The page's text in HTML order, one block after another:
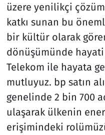
üzere yenilikçi
katkı sunan bu
bir kültür olarak
dönüşümünde
Telekom ile hayata
mutluyuz. bp satın
genelinde 2 bin 700
ulaşarak ülkenin
erişimindeki